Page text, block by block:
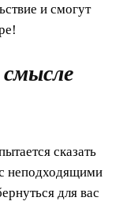
и смогут
сказать
неподходящими
для вас